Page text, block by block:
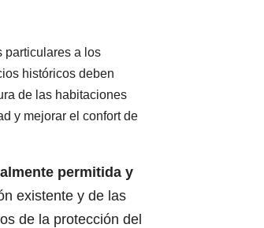
particulares a los
históricos deben
de las habitaciones
y mejorar el confort de
permitida y
existente y de las
de la protección del